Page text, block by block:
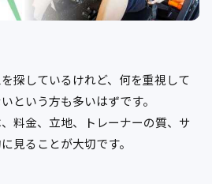
探しているけれど、何を重視して
という方も多いはずです。
料金、立地、トレーナーの質、サ
見ることが大切です。